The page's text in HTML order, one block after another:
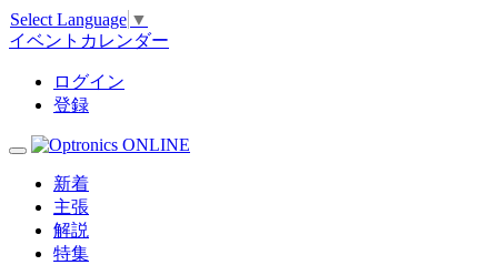
Select Language ▼
イベントカレンダー
ログイン
登録
新着
主張
解説
特集